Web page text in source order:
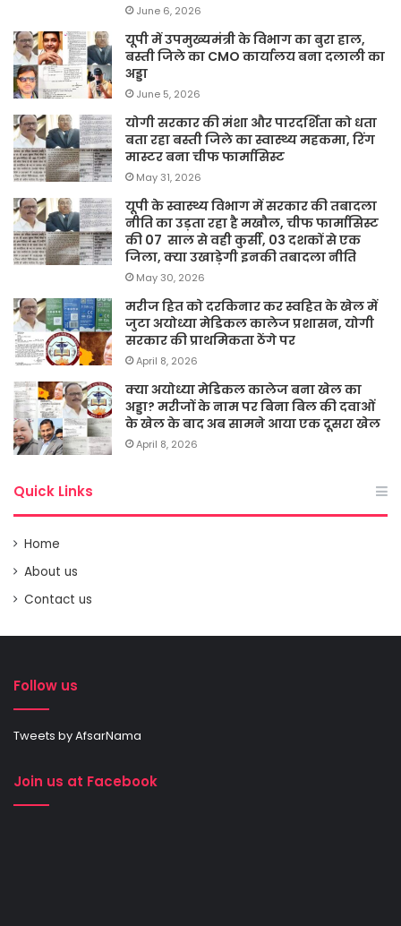
June 6, 2026
यूपी में उपमुख्यमंत्री के विभाग का बुरा हाल,
बस्ती जिले का CMO कार्यालय बना दलाली का
अड्डा
June 5, 2026
योगी सरकार की मंशा और पारदर्शिता को धता
बता रहा बस्ती जिले का स्वास्थ्य महकमा, रिंग
मास्टर बना चीफ फार्मासिस्ट
May 31, 2026
यूपी के स्वास्थ्य विभाग में सरकार की तबादला
नीति का उड़ता रहा है मखौल, चीफ फार्मासिस्ट
की 07 साल से वही कुर्सी, 03 दशकों से एक
जिला, क्या उखाड़ेगी इनकी तबादला नीति
May 30, 2026
मरीज हित को दरकिनार कर स्वहित के खेल में
जुटा अयोध्या मेडिकल कालेज प्रशासन, योगी
सरकार की प्राथमिकता ठेंगे पर
April 8, 2026
क्या अयोध्या मेडिकल कालेज बना खेल का
अड्डा? मरीजों के नाम पर बिना बिल की दवाओं
के खेल के बाद अब सामने आया एक दूसरा खेल
April 8, 2026
Quick Links
Home
About us
Contact us
Follow us
Tweets by AfsarNama
Join us at Facebook